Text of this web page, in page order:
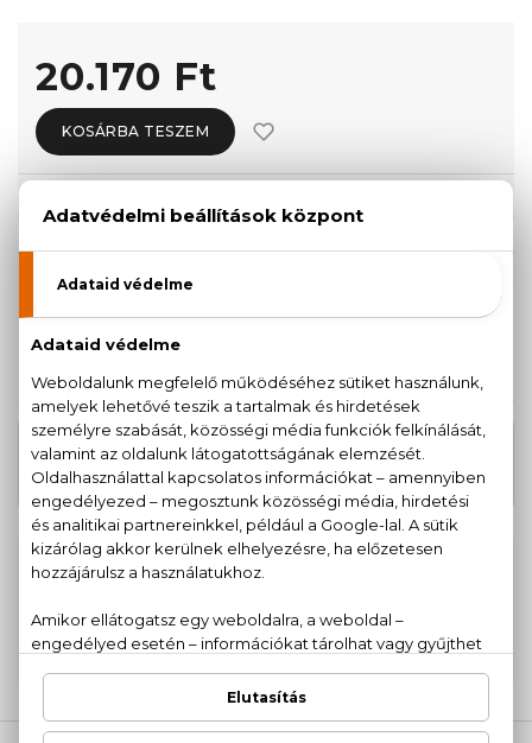
20.170 Ft
KOSÁRBA TESZEM
KISZERELÉS KIVÁLASZTÁSA
20.170 Ft
KAPCSOLÓDÓ TERMÉKEK
H24 Eau De Toilette
16.900 Ft
-tól
100% eredeti termékek,14 napos visszaküldési
Kérdésed van, elakadtál? Hívd ügyfélszolgálatunkat:
20 779 1924